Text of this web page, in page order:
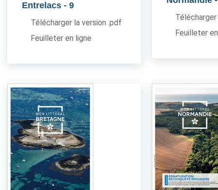
Entrelacs - 9
Télécharger la version .pdf
Feuilleter en ligne
Feuilleter